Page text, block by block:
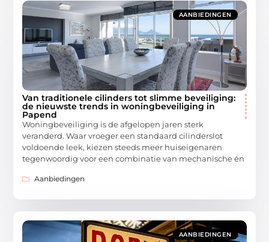
AANBIEDINGEN
Van traditionele cilinders tot slimme beveiliging:
de nieuwste trends in woningbeveiliging in
Papend
Woningbeveiliging is de afgelopen jaren sterk
veranderd. Waar vroeger een standaard cilinderslot
voldoende leek, kiezen steeds meer huiseigenaren
tegenwoordig voor een combinatie van mechanische én
Aanbiedingen
AANBIEDINGEN